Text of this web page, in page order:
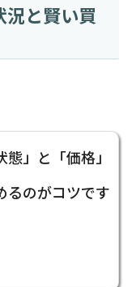
と賢い買
」と「価格」
るのがコツです